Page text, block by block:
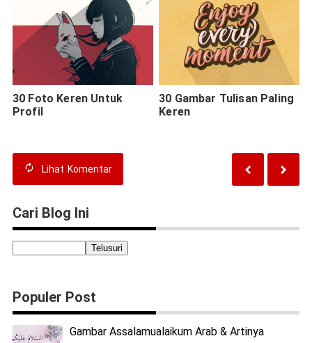
30 Foto Keren Untuk
Profil
30 Gambar Tulisan Paling
Keren
Lihat Komentar
Cari Blog Ini
Populer Post
Gambar Assalamualaikum Arab & Artinya